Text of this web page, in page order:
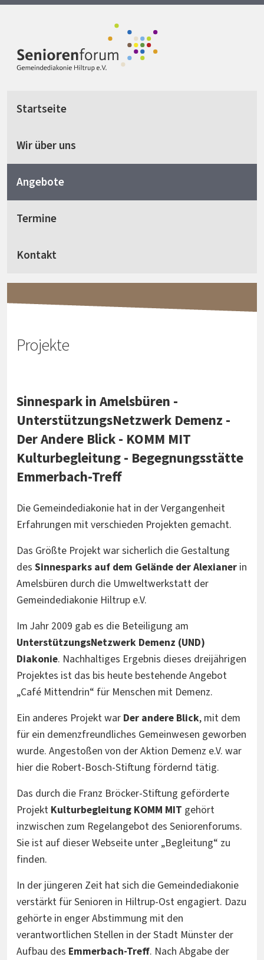
Startseite
Wir über uns
Angebote
Termine
Kontakt
Projekte
Sinnespark in Amelsbüren -
UnterstützungsNetzwerk Demenz -
Der Andere Blick - KOMM MIT
Kulturbegleitung - Begegnungsstätte
Emmerbach-Treff
Die Gemeindediakonie hat in der Vergangenheit
Erfahrungen mit verschieden Projekten gemacht.
Das Größte Projekt war sicherlich die Gestaltung
des Sinnesparks auf dem Gelände der Alexianer in
Amelsbüren durch die Umweltwerkstatt der
Gemeindediakonie Hiltrup e.V.
Im Jahr 2009 gab es die Beteiligung am
UnterstützungsNetzwerk Demenz (UND)
Diakonie. Nachhaltiges Ergebnis dieses dreijährigen
Projektes ist das bis heute bestehende Angebot
„Café Mittendrin“ für Menschen mit Demenz.
Ein anderes Projekt war Der andere Blick, mit dem
für ein demenzfreundliches Gemeinwesen geworben
wurde. Angestoßen von der Aktion Demenz e.V. war
hier die Robert-Bosch-Stiftung fördernd tätig.
Das durch die Franz Bröcker-Stiftung geförderte
Projekt Kulturbegleitung KOMM MIT gehört
inzwischen zum Regelangebot des Seniorenforums.
Sie ist auf dieser Webseite unter „Begleitung“ zu
finden.
In der jüngeren Zeit hat sich die Gemeindediakonie
verstärkt für Senioren in Hiltrup-Ost engagiert. Dazu
gehörte in enger Abstimmung mit den
verantwortlichen Stellen in der Stadt Münster der
Aufbau des Emmerbach-Treff. Nach Abgabe der